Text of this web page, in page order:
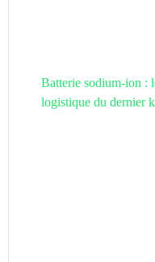
Batterie sodium-ion :
logistique du dernier